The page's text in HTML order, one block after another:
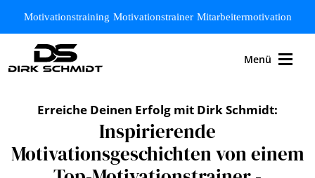
Motivationstraining Motivationstrainer Mitarbeitermotivation
Menü
Erreiche Deinen Erfolg mit Dirk Schmidt:
Inspirierende
Motivationsgeschichten von einem